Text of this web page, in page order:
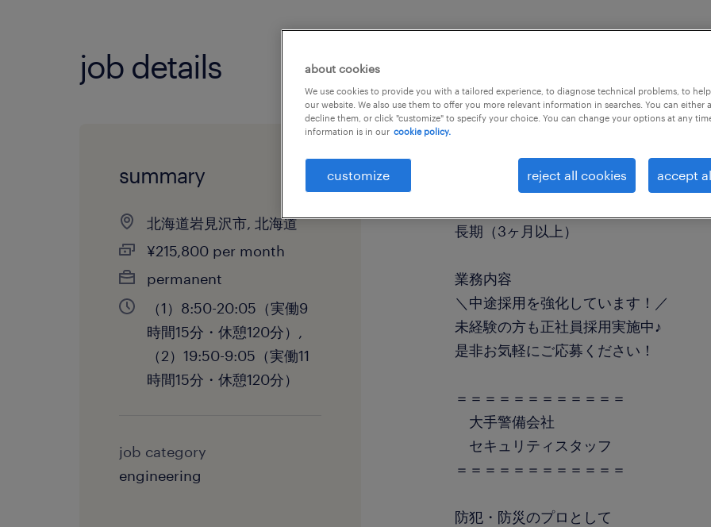
job details
summary
北海道岩見沢市, 北海道
¥215,800 per month
permanent
（1）8:50-20:05（実働9
時間15分・休憩120分）,
（2）19:50-9:05（実働11
時間15分・休憩120分）
job category
engineering
設備管理・マシンメンテナンス
長期（3ヶ月以上）
業務内容
＼中途採用を強化しています！／
未経験の方も正社員採用実施中♪
是非お気軽にご応募ください！
＝＝＝＝＝＝＝＝＝＝＝＝
大手警備会社
セキュリティスタッフ
＝＝＝＝＝＝＝＝＝＝＝＝
防犯・防災のプロとして
about cookies
We use cookies to provide you with a tailored experience, to diagnose technical problems, to
our website. We also use them to offer you more relevant information in searches. You can either
decline them, or click "customize" to specify your choice. You can change your options at any
information is in our cookie policy.
customize reject all cookies accept